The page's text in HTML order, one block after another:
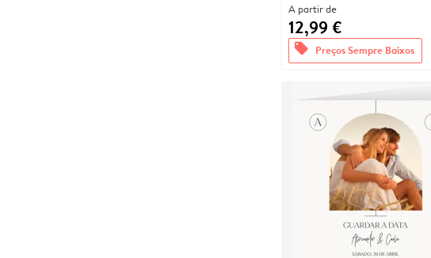
A partir de
12,99 €
offers Preços Sempre Baixos